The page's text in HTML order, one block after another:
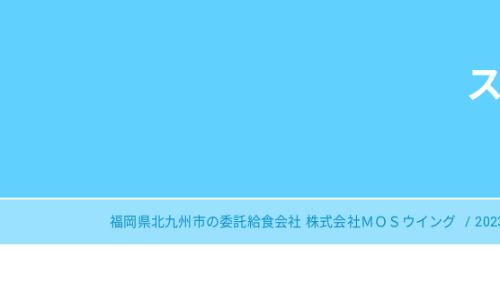
福岡県北九州市の委託給食会社 株式会社ＭＯＳウイング